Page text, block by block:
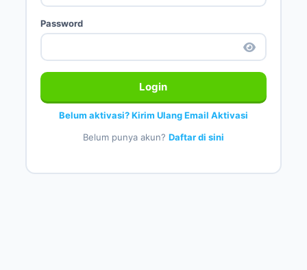
Password
Login
Belum aktivasi? Kirim Ulang Email Aktivasi
Belum punya akun? Daftar di sini